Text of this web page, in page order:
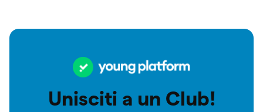
Unisciti a un Club!